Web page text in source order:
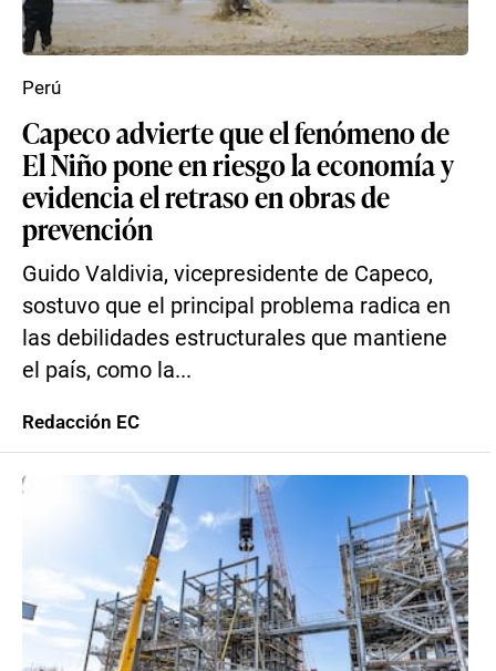
Capeco advierte que el fenómeno de
El Niño pone en riesgo la economía y
evidencia el retraso en obras de
prevención
Guido Valdivia, vicepresidente de Capeco,
sostuvo que el principal problema radica en
las debilidades estructurales que mantiene
el país, como la...
Perú
Redacción EC